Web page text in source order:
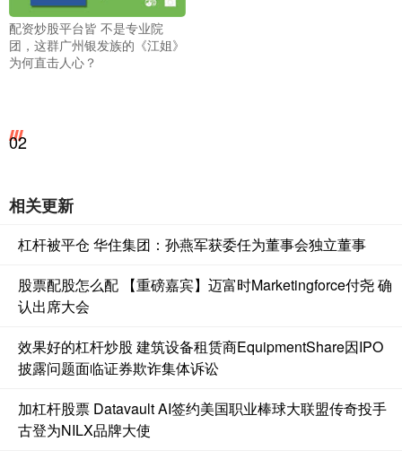
配资炒股平台皆 不是专业院
团，这群广州银发族的《江姐》
为何直击人心？
02
相关更新
杠杆被平仓 华住集团：孙燕军获委任为董事会独立董事
股票配股怎么配 【重磅嘉宾】迈富时Marketingforce付尧 确
认出席大会
效果好的杠杆炒股 建筑设备租赁商EquipmentShare因IPO
披露问题面临证券欺诈集体诉讼
加杠杆股票 Datavault AI签约美国职业棒球大联盟传奇投手
古登为NILX品牌大使